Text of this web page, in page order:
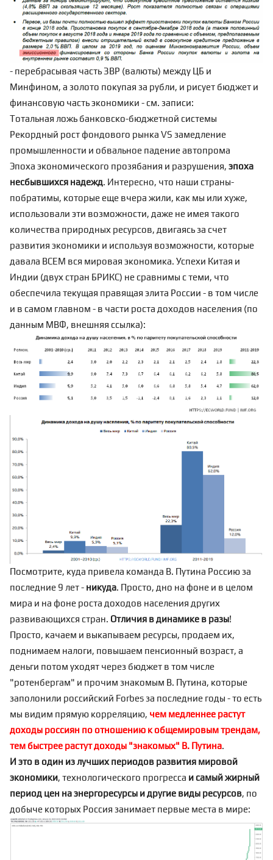
- перебрасывая часть ЗВР (валюты) между ЦБ и
Минфином, а золото покупая за рубли, и рисует бюджет и
финансовую часть экономики - см. записи:
Тотальная ложь банковско-бюджетной системы
Рекордный рост фондового рынка VS замедление
промышленности и обвальное падение автопрома
Эпоха экономического прозябания и разрушения, эпоха
несбывшихся надежд. Интересно, что наши страны-
побратимы, которые еще вчера жили, как мы или хуже,
использовали эти возможности, даже не имея такого
количества природных ресурсов, двигаясь за счет
развития экономики и используя возможности, которые
давала ВСЕМ вся мировая экономика. Успехи Китая и
Индии (двух стран БРИКС) не сравнимы с теми, что
обеспечила текущая правящая элита России - в том числе
и в самом главном - в части роста доходов населения (по
данным МВФ, внешняя ссылка):
Посмотрите, куда привела команда В. Путина Россию за
последние 9 лет - никуда. Просто, дно на фоне и в целом
мира и на фоне роста доходов населения других
развивающихся стран. Отличия в динамике в разы!
Просто, качаем и выкапываем ресурсы, продаем их,
поднимаем налоги, повышаем пенсионный возраст, а
деньги потом уходят через бюджет в том числе
"ротенбергам" и прочим знакомым В. Путина, которые
заполонили российский Forbes за последние годы - то есть
мы видим прямую корреляцию, чем медленнее растут
доходы россиян по отношению к общемировым трендам,
тем быстрее растут доходы "знакомых" В. Путина.
И это в один из лучших периодов развития мировой
экономики, технологического прогресса и самый жирный
период цен на энергоресурсы и другие виды ресурсов, по
добыче которых Россия занимает первые места в мире: